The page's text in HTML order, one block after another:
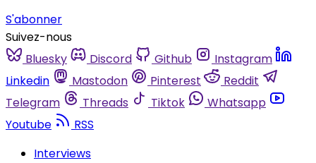
S'abonner
Suivez-nous
Bluesky
Discord Github
Instagram
Linkedin
Mastodon Pinterest
Reddit
Telegram
Threads Tiktok
Whatsapp
Youtube
RSS
Interviews